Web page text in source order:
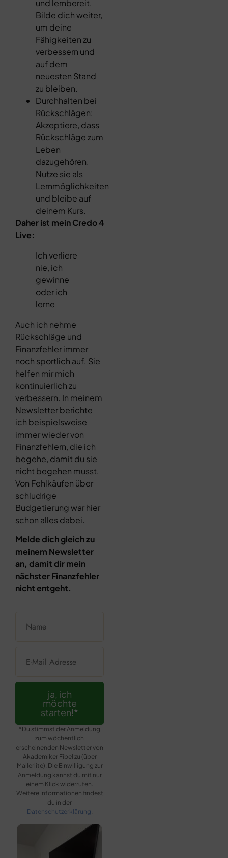
und lernbereit.
Bilde dich weiter,
um deine
Fähigkeiten zu
verbessern und
auf dem
neuesten Stand
zu bleiben.
Durchhalten bei
Rückschlägen:
Akzeptiere, dass
Rückschläge zum
Leben
dazugehören.
Nutze sie als
Lernmöglichkeiten
und bleibe auf
deinem Kurs.
Daher ist mein Credo 4
Live:
Ich verliere
nie, ich
gewinne
oder ich
lerne
Auch ich nehme
Rückschläge und
Finanzfehler immer
noch sportlich auf. Sie
helfen mir mich
kontinuierlich zu
verbessern. In meinem
Newsletter berichte
ich beispielsweise
immer wieder von
Finanzfehlern, die ich
begehe, damit du sie
nicht begehen musst.
Von Fehlkäufen über
schludrige
Budgetierung war hier
schon alles dabei.
Melde dich gleich zu
meinem Newsletter
an, damit dir mein
nächster Finanzfehler
nicht entgeht.
ja, ich
möchte
starten!*
*Du stimmst der Anmeldung
zum wöchentlich
erscheinenden Newsletter von
Akademiker Fibel zu (über
Mailerlite). Die Einwilligung zur
Anmeldung kannst du mit nur
einem Klick widerrufen.
Weitere Informationen findest
du in der
Datenschutzerklärung.